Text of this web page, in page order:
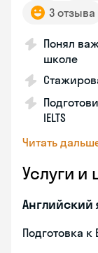
3 отзыва
Понял
школе
IELTS
Читать
Услуги и
Английский
Подготовка к